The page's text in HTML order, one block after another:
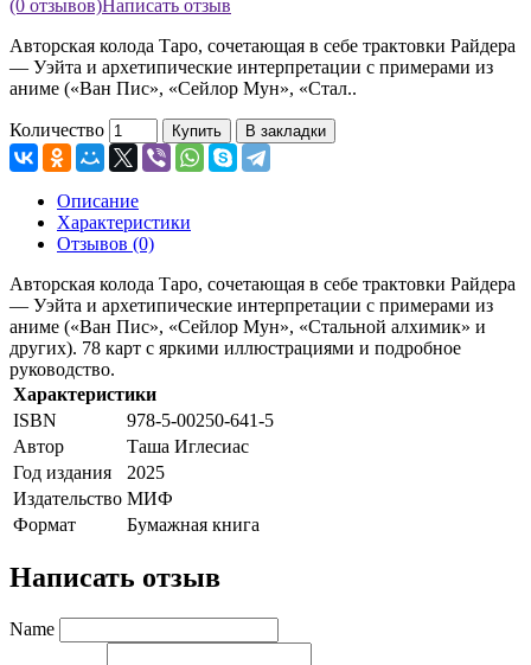
(0 отзывов)Написать отзыв
Авторская колода Таро, сочетающая в себе трактовки Райдера
— Уэйта и архетипические интерпретации с примерами из
аниме («Ван Пис», «Сейлор Мун», «Стал..
Количество Купить В закладки
Описание
Характеристики
Отзывов (0)
Авторская колода Таро, сочетающая в себе трактовки Райдера
— Уэйта и архетипические интерпретации с примерами из
аниме («Ван Пис», «Сейлор Мун», «Стальной алхимик» и
других). 78 карт с яркими иллюстрациями и подробное
руководство.
Характеристики
ISBN
978-5-00250-641-5
Автор
Таша Иглесиас
Год издания
2025
Издательство МИФ
Формат
Бумажная книга
Написать отзыв
Name